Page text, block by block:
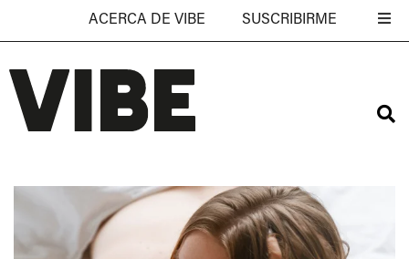
ACERCA DE VIBE SUSCRIBIRME